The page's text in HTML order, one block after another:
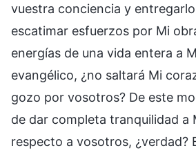
vuestra conciencia y
escatimar esfuerzos por Mi
energías de una vida entera a
evangélico, ¿no saltará Mi
gozo por vosotros? De este
de dar completa tranquilidad a
respecto a vosotros, ¿verdad?